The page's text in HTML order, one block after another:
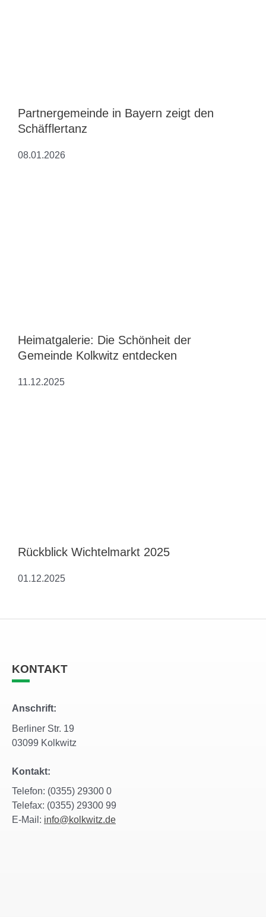
Partnergemeinde in Bayern zeigt den
Schäfflertanz
08.01.2026
Heimatgalerie: Die Schönheit der
Gemeinde Kolkwitz entdecken
11.12.2025
Rückblick Wichtelmarkt 2025
01.12.2025
KONTAKT
Anschrift:
Berliner Str. 19
03099 Kolkwitz
Kontakt:
Telefon: (0355) 29300 0
Telefax: (0355) 29300 99
E-Mail: info@kolkwitz.de